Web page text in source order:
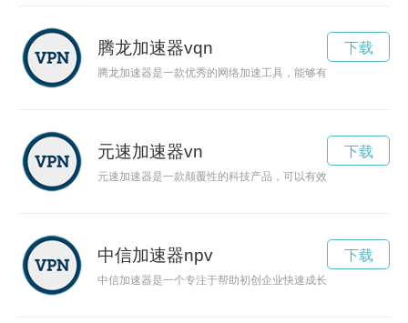
腾龙加速器vqn
腾龙加速器是一款优秀的网络加速工具，能够有效提升网络速
下载
元速加速器vn
元速加速器是一款颠覆性的科技产品，可以有效提升互联网速
下载
中信加速器npv
中信加速器是一个专注于帮助初创企业快速成长的平台，为创
下载